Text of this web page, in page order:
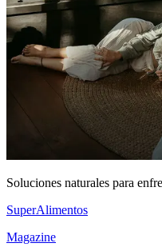
Soluciones naturales para
SuperAlimentos
Magazine